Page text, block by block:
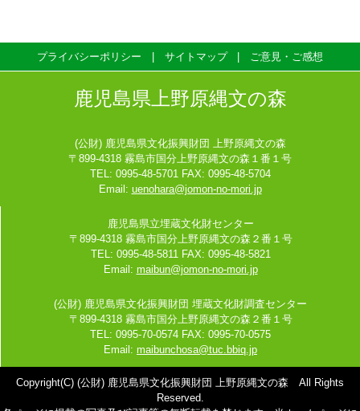
プライバシーポリシー サイトマップ ご意見・ご感想
鹿児島県上野原縄文の森
(公財) 鹿児島県文化振興財団 上野原縄文の森
〒899-4318 霧島市国分上野原縄文の森１番１号
TEL: 0995-48-5701 FAX: 0995-48-5704
Email: uenohara@jomon-no-mori.jp
鹿児島県立埋蔵文化財センター
〒899-4318 霧島市国分上野原縄文の森２番１号
TEL: 0995-48-5811 FAX: 0995-48-5821
Email: maibun@jomon-no-mori.jp
(公財) 鹿児島県文化振興財団 埋蔵文化財調査センター
〒899-4318 霧島市国分上野原縄文の森２番１号
TEL: 0995-70-0574 FAX: 0995-70-0575
Email: maibunchosa@tuc.bbiq.jp
Copyright(C) (公財) 鹿児島県文化振興財団 上野原縄文の森 All Rights
Reserved.